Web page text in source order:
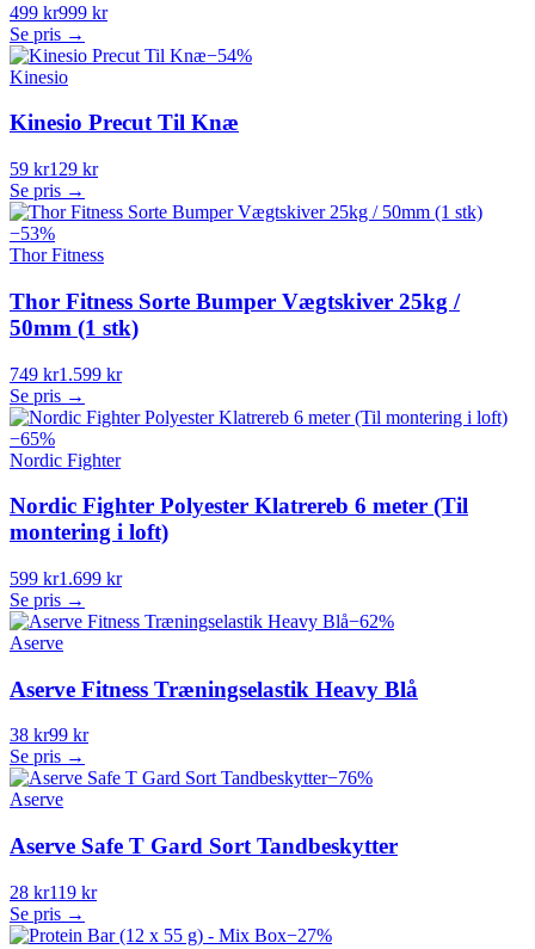
499 kr999 kr
Se pris →
−54%
Kinesio
Kinesio Precut Til Knæ
59 kr129 kr
Se pris →
−53%
Thor Fitness
Thor Fitness Sorte Bumper Vægtskiver 25kg /
50mm (1 stk)
749 kr1.599 kr
Se pris →
−65%
Nordic Fighter
Nordic Fighter Polyester Klatrereb 6 meter (Til
montering i loft)
599 kr1.699 kr
Se pris →
−62%
Aserve
Aserve Fitness Træningselastik Heavy Blå
38 kr99 kr
Se pris →
−76%
Aserve
Aserve Safe T Gard Sort Tandbeskytter
28 kr119 kr
Se pris →
−27%